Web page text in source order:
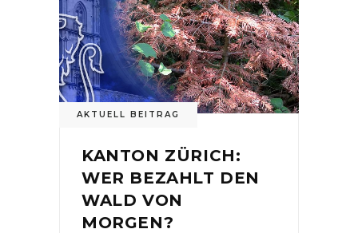
AKTUELL BEITRAG
KANTON ZÜRICH:
WER BEZAHLT DEN
WALD VON
MORGEN?